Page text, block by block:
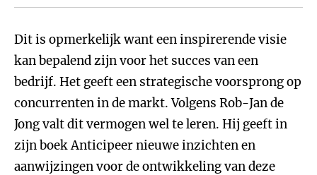
Dit is opmerkelijk want een inspirerende visie
kan bepalend zijn voor het succes van een
bedrijf. Het geeft een strategische voorsprong op
concurrenten in de markt. Volgens Rob-Jan de
Jong valt dit vermogen wel te leren. Hij geeft in
zijn boek Anticipeer nieuwe inzichten en
aanwijzingen voor de ontwikkeling van deze